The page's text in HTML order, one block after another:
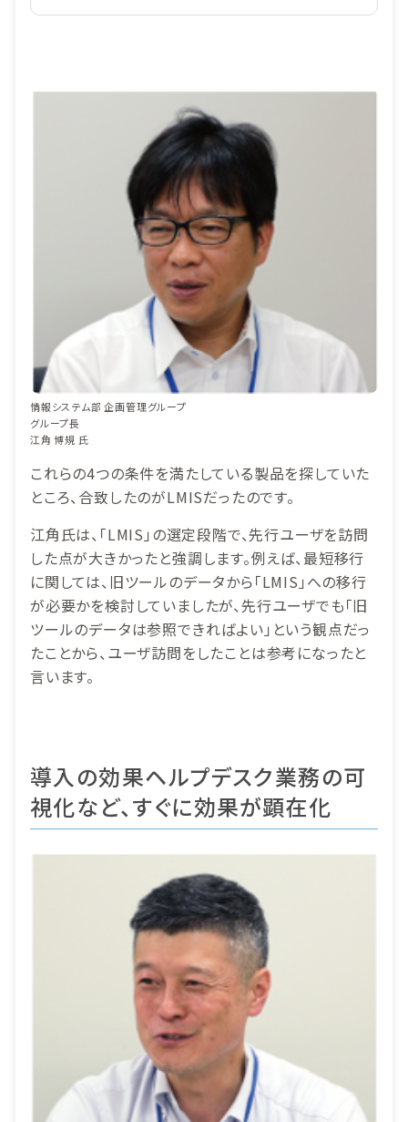
情報システム部 企画管理グループ
グループ長
江角 博規 氏
これらの4つの条件を満たしている製品を探していた
ところ、合致したのがLMISだったのです。
江角氏は、「LMIS」の選定段階で、先行ユーザを訪問
した点が大きかったと強調します。例えば、最短移行
に関しては、旧ツールのデータから「LMIS」への移行
が必要かを検討していましたが、先行ユーザでも「旧
ツールのデータは参照できればよい」という観点だっ
たことから、ユーザ訪問をしたことは参考になったと
言います。
導入の効果ヘルプデスク業務の可
視化など、すぐに効果が顕在化